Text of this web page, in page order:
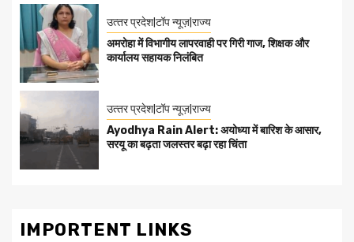
उत्‍तर प्रदेश|टॉप न्यूज़|राज्य
अमरोहा में विभागीय लापरवाही पर गिरी गाज, शिक्षक और
कार्यालय सहायक निलंबित
उत्‍तर प्रदेश|टॉप न्यूज़|राज्य
Ayodhya Rain Alert: अयोध्या में बारिश के आसार,
सरयू का बढ़ता जलस्तर बढ़ा रहा चिंता
IMPORTENT LINKS